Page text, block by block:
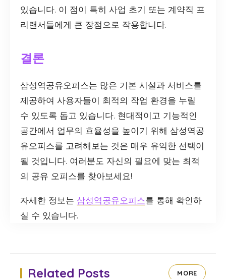
있습니다. 이 점이 특히 사업 초기 또는 계약직 프
리랜서들에게 큰 장점으로 작용합니다.
결론
삼성역공유오피스는 많은 기본 시설과 서비스를
제공하여 사용자들이 최적의 작업 환경을 누릴
수 있도록 돕고 있습니다. 현대적이고 기능적인
공간에서 업무의 효율성을 높이기 위해 삼성역공
유오피스를 고려해보는 것은 매우 유익한 선택이
될 것입니다. 여러분도 자신의 필요에 맞는 최적
의 공유 오피스를 찾아보세요!
자세한 정보는 삼성역공유오피스를 통해 확인하
실 수 있습니다.
Related Posts MORE